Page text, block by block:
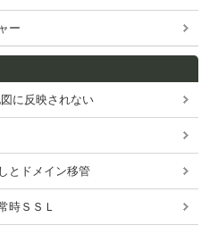
ー
に反映されない
とドメイン移管
時ＳＳＬ